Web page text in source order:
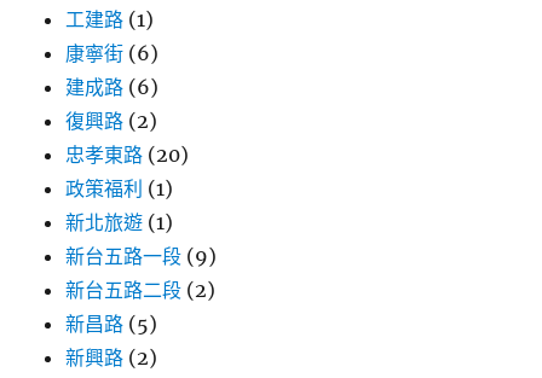
工建路 (1)
康寧街 (6)
建成路 (6)
復興路 (2)
忠孝東路 (20)
政策福利 (1)
新北旅遊 (1)
新台五路一段 (9)
新台五路二段 (2)
新昌路 (5)
新興路 (2)